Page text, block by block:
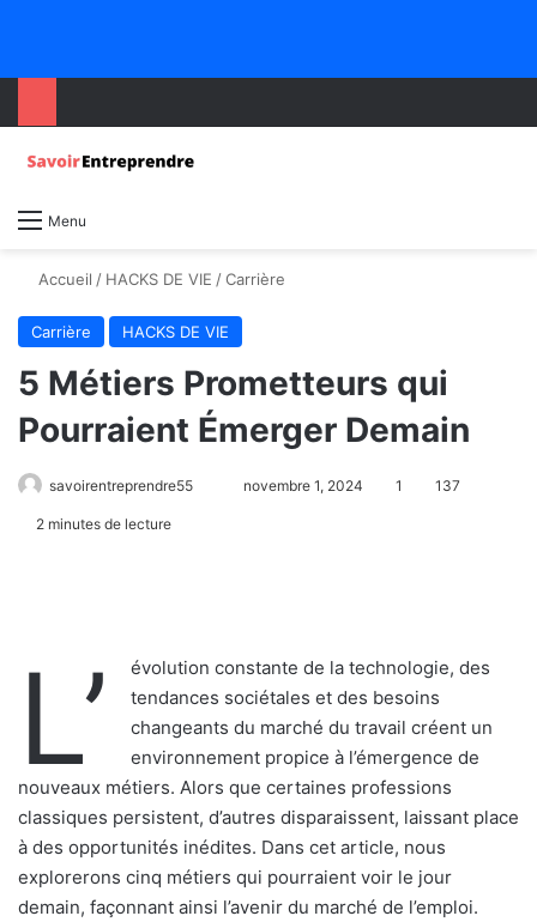
Menu
Accueil / HACKS DE VIE /Carrière
Carrière HACKS DE VIE
5 Métiers Prometteurs qui
Pourraient Émerger Demain
savoirentreprendre55 novembre 1, 2024 1 137
2 minutes de lecture
L’
évolution constante de la technologie, des
tendances sociétales et des besoins
changeants du marché du travail créent un
environnement propice à l’émergence de
nouveaux métiers. Alors que certaines professions
classiques persistent, d’autres disparaissent, laissant place
à des opportunités inédites. Dans cet article, nous
explorerons cinq métiers qui pourraient voir le jour
demain, façonnant ainsi l’avenir du marché de l’emploi.